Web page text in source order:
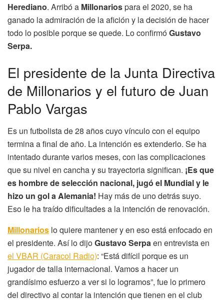
Herediano. Arribó a Millonariospara el 2020, se ha
ganado la admiración de la afición y la decisión de hacer
todo lo posible porque se quede. Lo confirmóGustavo
Serpa.
El presidente de la Junta Directiva
de Millonarios y el futuro de Juan
Pablo Vargas
Es un futbolista de 28 años cuyo vínculo con el equipo
termina a final de año. La intención es extenderlo. Se ha
intentado durante varios meses, con las complicaciones
que su nivel en cancha y su trayectoria significan. ¡Es que
es hombre de selección nacional, jugó el Mundial y le
hizo un gol a Alemania! Hay más de uno detrás suyo.
Eso le ha traído dificultades a la intención de renovación.
Millonarios lo quiere mantener y en eso está enfocado en
el presidente. Así lo dijoGustavo Serpaen entrevista en
el VBAR (Caracol Radio): “Está difícil porque es un
jugador de talla internacional. Vamos a hacer un
grandísimo esfuerzo a ver si lo logramos”, fue lo primero
del directivo al contar la intención que tienen en el club